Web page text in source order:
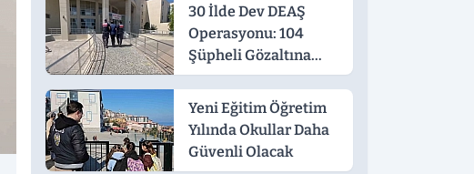
30 İlde Dev DEAŞ
Operasyonu: 104
Şüpheli Gözaltına
Alındı
Yeni Eğitim Öğretim
Yılında Okullar Daha
Güvenli Olacak